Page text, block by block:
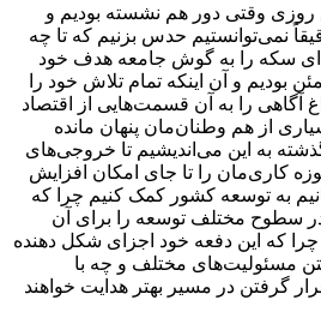
وقتی دور هم نشسته بودیم و
نمی‌توانستیم حدس بزنیم که تا چه
سکه را به گوش جامعه هدف خود
بودیم و آن اینکه تمام تلاش خود را
آگاهی را به آن قسمت‌هایی از اقتصاد
از هم وطنان‌مان پنهان مانده
به این می‌اندیشیم تا خروجی‌های
کاری‌مان را تا جای امکان افزایش
به توسعه کشور کمک کنیم چرا که
در سطوح مختلف توسعه را برای آن
که این دفعه خود اجزای شکل دهنده
مسئولیت‌های مختلف و چه با
گرفتن در مسیر بهتر هدایت خواهند